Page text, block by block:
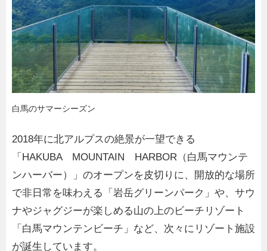
白馬のサマーシーズン
2018年に北アルプスの絶景が一望できる
「HAKUBA MOUNTAIN HARBOR（白馬マウンテ
ンハーバー）」のオープンを皮切りに、開放的な場所
で非日常を味わえる「岩岳グリーンパーク」や、サウ
ナやジャグジーが楽しめる山の上のビーチリゾート
「白馬マウンテンビーチ」など、次々にリゾート施設
が誕生しています。